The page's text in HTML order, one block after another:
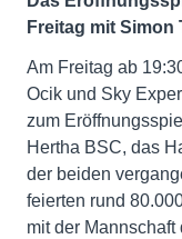
Freitag mit Simon
Am Freitag ab
Ocik und Sky
zum
Hertha BSC, das
der beiden
feierten rund
mit der